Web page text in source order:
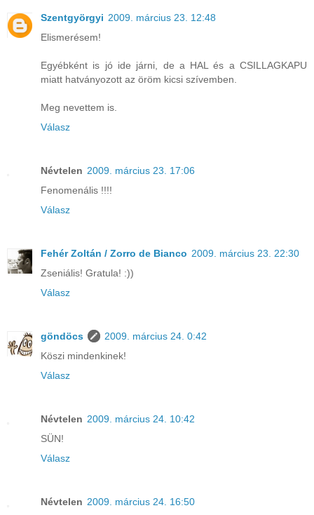
Szentgyörgyi 2009. március 23. 12:48
Elismerésem!
Egyébként is jó ide járni, de a HAL és a CSILLAGKAPU
miatt hatványozott az öröm kicsi szívemben.
Meg nevettem is.
Válasz
Névtelen 2009. március 23. 17:06
Fenomenális !!!!
Válasz
Fehér Zoltán / Zorro de Bianco 2009. március 23. 22:30
Zseniális! Gratula! :))
Válasz
göndöcs
2009. március 24. 0:42
Köszi mindenkinek!
Válasz
Névtelen 2009. március 24. 10:42
SÜN!
Válasz
Névtelen 2009. március 24. 16:50